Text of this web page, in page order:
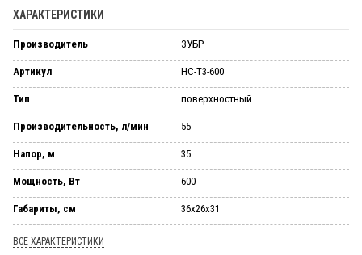
ХАРАКТЕРИСТИКИ
Производитель ЗУБР
Артикул НС-Т3-600
Тип поверхностный
Производительность, л/мин 55
Напор, м 35
Мощность, Вт 600
Габариты, см 36x26x31
ВСЕ ХАРАКТЕРИСТИКИ